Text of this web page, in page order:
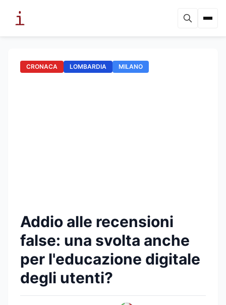
CRONACA LOMBARDIA MILANO
Addio alle recensioni
false: una svolta anche
per l'educazione digitale
degli utenti?